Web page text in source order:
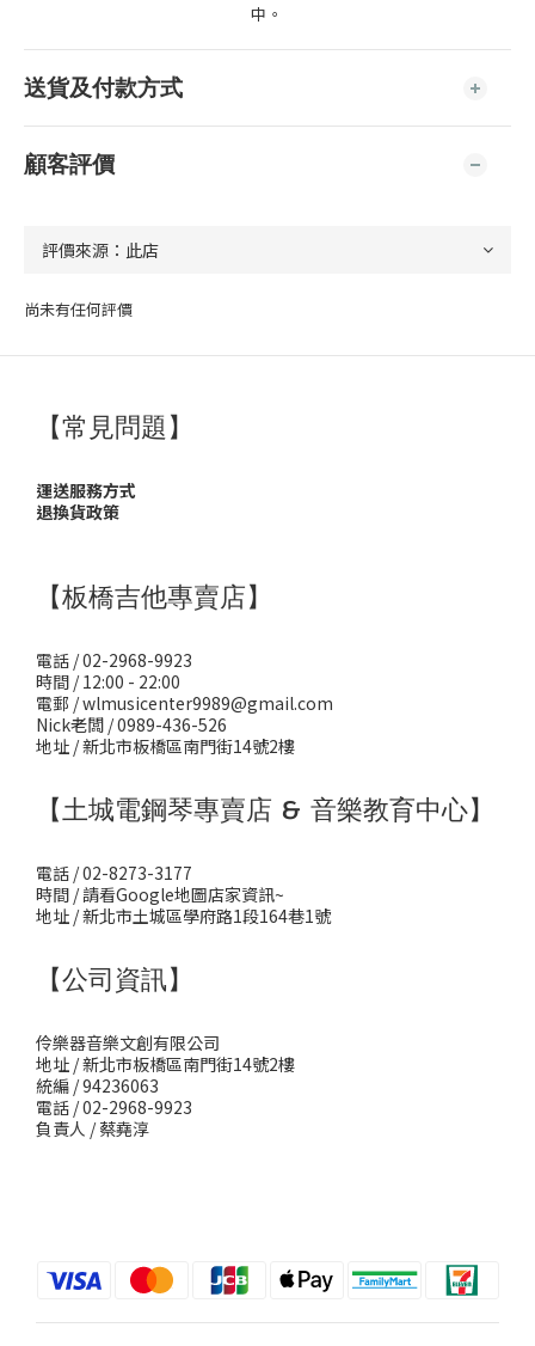
中。
送貨及付款方式
顧客評價
尚未有任何評價
【常見問題】
運送服務方式
退換貨政策
【板橋吉他專賣店】
電話 / 02-2968-9923
時間 / 12:00 - 22:00
電郵 / wlmusicenter9989@gmail.com
Nick老闆 / 0989-436-526
地址 / 新北市板橋區南門街14號2樓
【土城電鋼琴專賣店 & 音樂教育中心】
電話 / 02-8273-3177
時間 / 請看Google地圖店家資訊~
地址 / 新北市土城區學府路1段164巷1號
【公司資訊】
伶樂器音樂文創有限公司
地址 / 新北市板橋區南門街14號2樓
統編 / 94236063
電話 / 02-2968-9923
負責人 / 蔡堯淳